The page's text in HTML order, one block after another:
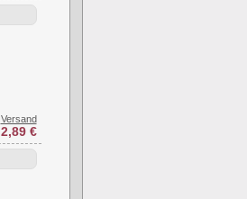
Versand
2,89 €